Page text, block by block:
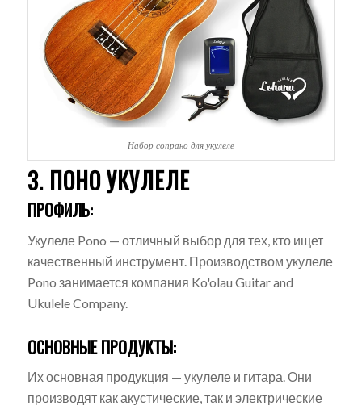
Набор сопрано для укулеле
3. ПОНО УКУЛЕЛЕ
ПРОФИЛЬ:
Укулеле Pono — отличный выбор для тех, кто ищет
качественный инструмент. Производством укулеле
Pono занимается компания Ko'olau Guitar and
Ukulele Company.
ОСНОВНЫЕ ПРОДУКТЫ:
Их основная продукция — укулеле и гитара. Они
производят как акустические, так и электрические